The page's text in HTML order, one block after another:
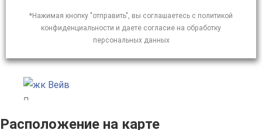
*Нажимая кнопку "отправить", вы соглашаетесь с политикой
конфиденциальности и даете согласие на обработку
персональных данных
Расположение на карте